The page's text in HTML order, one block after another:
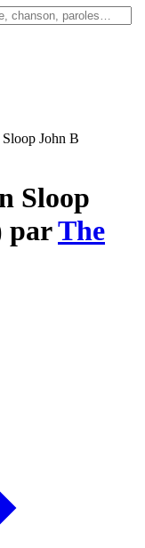
Sloop John B
Sloop
parThe